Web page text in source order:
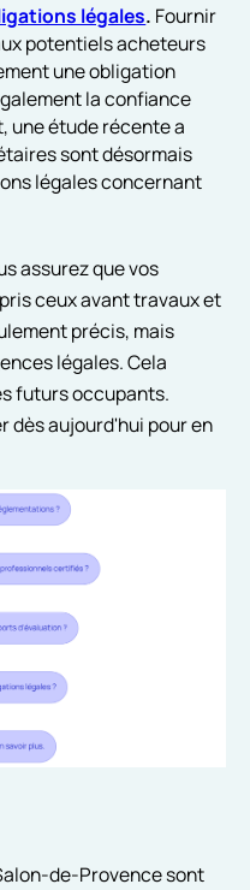
légales. Fournir
potentiels acheteurs
une obligation
la confiance
une étude récente a
sont désormais
légales concernant
assurez que vos
ceux avant travaux et
précis, mais
légales. Cela
futurs occupants.
dès aujourd'hui pour en
de-Provence sont